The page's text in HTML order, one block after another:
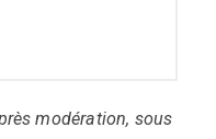
modération, sous